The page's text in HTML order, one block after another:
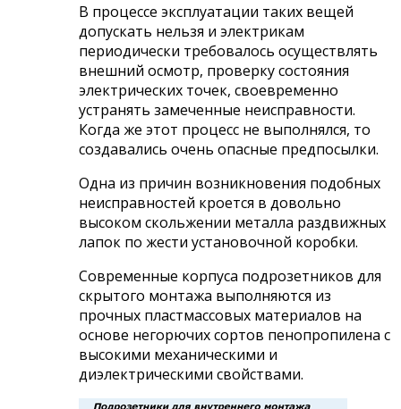
В процессе эксплуатации таких вещей
допускать нельзя и электрикам
периодически требовалось осуществлять
внешний осмотр, проверку состояния
электрических точек, своевременно
устранять замеченные неисправности.
Когда же этот процесс не выполнялся, то
создавались очень опасные предпосылки.
Одна из причин возникновения подобных
неисправностей кроется в довольно
высоком скольжении металла раздвижных
лапок по жести установочной коробки.
Современные корпуса подрозетников для
скрытого монтажа выполняются из
прочных пластмассовых материалов на
основе негорючих сортов пенопропилена с
высокими механическими и
диэлектрическими свойствами.